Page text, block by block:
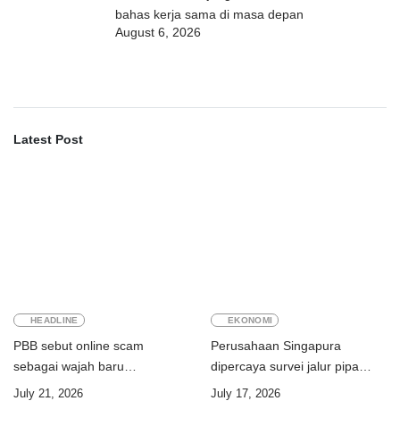
bahas kerja sama di masa depan
August 6, 2026
Latest Post
HEADLINE
PBB sebut online scam
sebagai wajah baru
July 21, 2026
EKONOMI
Perusahaan Singapura
dipercaya survei jalur pipa
ekspor Gas Greater Sunrise
July 17, 2026